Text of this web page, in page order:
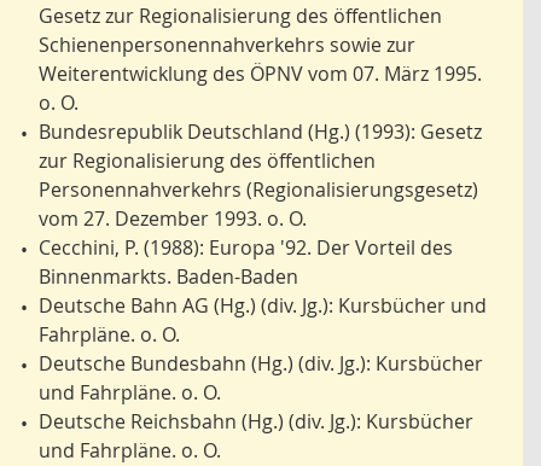
Gesetz zur Regionalisierung des öffentlichen
Schienenpersonennahverkehrs sowie zur
Weiterentwicklung des ÖPNV vom 07. März 1995.
o. O.
• Bundesrepublik Deutschland (Hg.) (1993): Gesetz
zur Regionalisierung des öffentlichen
Personennahverkehrs (Regionalisierungsgesetz)
vom 27. Dezember 1993. o. O.
• Cecchini, P. (1988): Europa '92. Der Vorteil des
Binnenmarkts. Baden-Baden
• Deutsche Bahn AG (Hg.) (div. Jg.): Kursbücher und
Fahrpläne. o. O.
• Deutsche Bundesbahn (Hg.) (div. Jg.): Kursbücher
und Fahrpläne. o. O.
• Deutsche Reichsbahn (Hg.) (div. Jg.): Kursbücher
und Fahrpläne. o. O.